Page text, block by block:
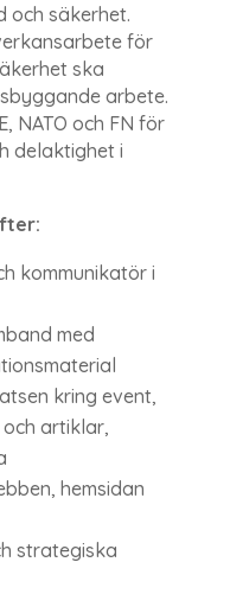
och säkerhet.
för
ska
arbete.
NATO och FN för
delaktighet i
kommunikatör i
med
kring event,
artiklar,
hemsidan
strategiska